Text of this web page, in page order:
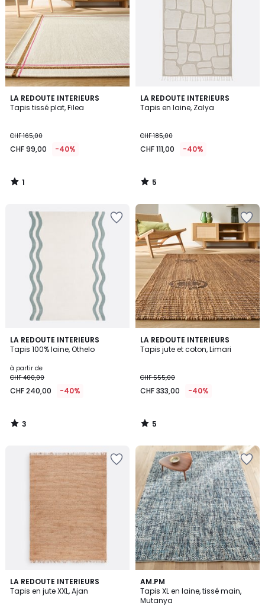
LA REDOUTE INTERIEURS
Tapis tissé plat, Filea
CHF 165,00
CHF 99,00 -40%
1
/
1
/
LA REDOUTE INTERIEURS
Tapis en laine, Zalya
CHF 185,00
CHF 111,00 -40%
5
/
5
/
LA REDOUTE INTERIEURS
Tapis 100% laine, Othelo
à partir de
CHF 400,00
CHF 240,00 -40%
3
/
3
/
LA REDOUTE INTERIEURS
Tapis jute et coton, Limari
CHF 555,00
CHF 333,00 -40%
5
/
5
/
LA REDOUTE INTERIEURS
Tapis en jute XXL, Ajan
3
/
AM.PM
Tapis XL en laine, tissé main,
Mutanya